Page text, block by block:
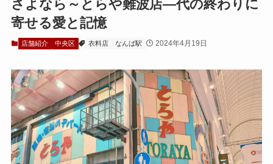
さよなら～とらや難波店—代の終わりに
寄せる愛と記憶
店舗紹介 中央区 衣料店 なんば駅 2024年4月19日